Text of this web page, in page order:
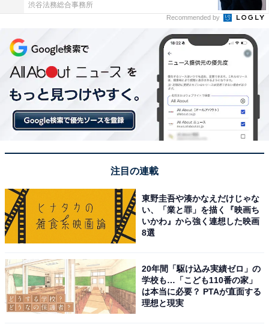
渋谷法務総合事務所
Recommended by
注目の連載
東野圭吾や湊かなえだけじゃな
い、「業と罪」を描く『映画ち
いかわ』から強く連想した映画
8選
20年間「駆け込み実績ゼロ」の
学校も…「こども110番の家」
は本当に必要？ PTAが直面する
理想と現実